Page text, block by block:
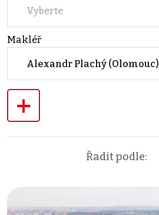
Vyberte
Makléř
Alexandr Plachý (Olomouc)
+
Řadit podle: